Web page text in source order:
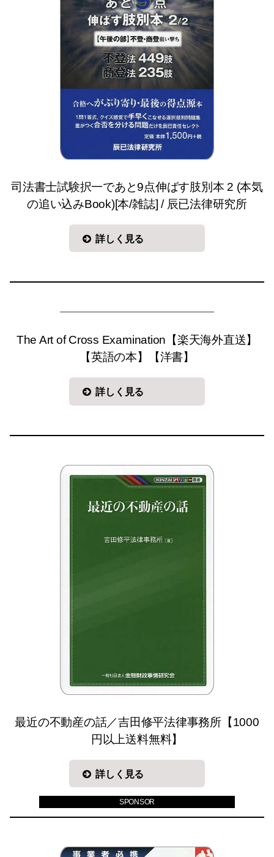
司法書士試験択一であと9点伸ばす肢別本 2 (本気
の追い込みBook)[本/雑誌] / 辰已法律研究所
詳しく見る
The Art of Cross Examination【楽天海外直送】
【英語の本】【洋書】
詳しく見る
最近の不動産の話／吉田修平法律事務所【1000
円以上送料無料】
詳しく見る
SPONSOR